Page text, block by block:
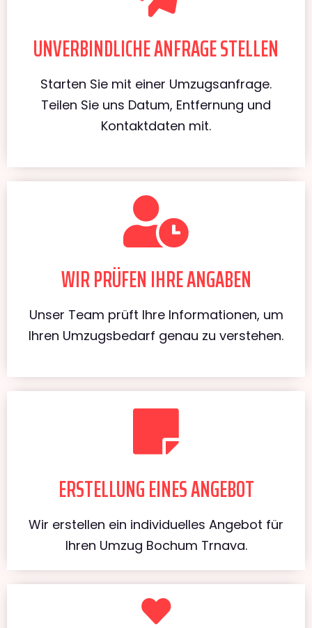
UNVERBINDLICHE ANFRAGE STELLEN
Starten Sie mit einer Umzugsanfrage.
Teilen Sie uns Datum, Entfernung und
Kontaktdaten mit.
WIR PRÜFEN IHRE ANGABEN
Unser Team prüft Ihre Informationen, um
Ihren Umzugsbedarf genau zu verstehen.
ERSTELLUNG EINES ANGEBOT
Wir erstellen ein individuelles Angebot für
Ihren Umzug Bochum Trnava.